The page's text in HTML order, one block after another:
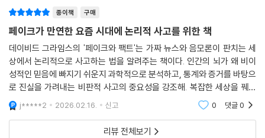
종이책 구매
페이크가 만연한 요즘 시대에 논리적 사고를 위한 책
데이비드 그라임스의 '페이크와 팩트'는 가짜 뉴스와 음모론이 판치는 세
상에서 논리적으로 사고하는 법을 알려주는 책이다. 인간의 뇌가 왜 비이
성적인 믿음에 빠지기 쉬운지 과학적으로 분석하고, 통계와 증거를 바탕으
로 진실을 가려내는 비판적 사고의 중요성을 강조해. 복잡한 세상을 꿰뚫
어 보는 지적 설계도를 제시한다.
j*****2 2026.02.16. 신고 0 댓글0
리뷰 전체보기